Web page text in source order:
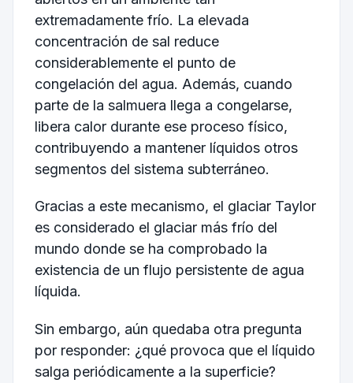
extremadamente frío. La elevada
concentración de sal reduce
considerablemente el punto de
congelación del agua. Además, cuando
parte de la salmuera llega a congelarse,
libera calor durante ese proceso físico,
contribuyendo a mantener líquidos otros
segmentos del sistema subterráneo.
Gracias a este mecanismo, el glaciar Taylor
es considerado el glaciar más frío del
mundo donde se ha comprobado la
existencia de un flujo persistente de agua
líquida.
Sin embargo, aún quedaba otra pregunta
por responder: ¿qué provoca que el líquido
salga periódicamente a la superficie?